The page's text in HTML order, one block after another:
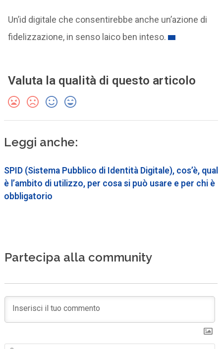
Un’id digitale che consentirebbe anche un’azione di
fidelizzazione, in senso laico ben inteso.
Valuta la qualità di questo articolo
Leggi anche:
SPID (Sistema Pubblico di Identità Digitale), cos’è, qual
è l’ambito di utilizzo, per cosa si può usare e per chi è
obbligatorio
Partecipa alla community